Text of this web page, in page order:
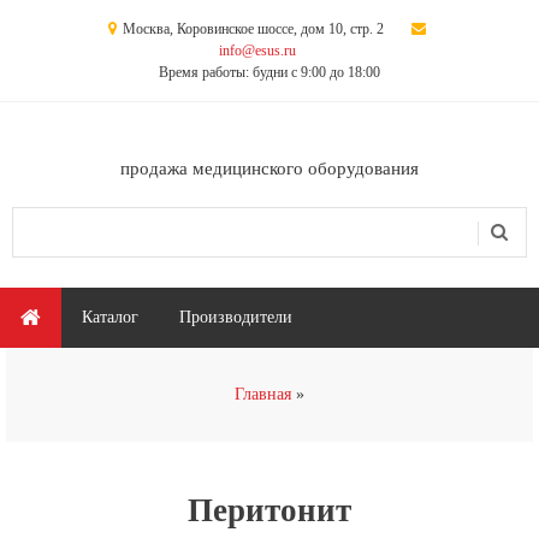
Москва, Коровинское шоссе, дом 10, стр. 2
info@esus.ru
Время работы: будни с 9:00 до 18:00
продажа медицинского оборудования
Главное меню
Каталог Производители
Главная
Перитонит